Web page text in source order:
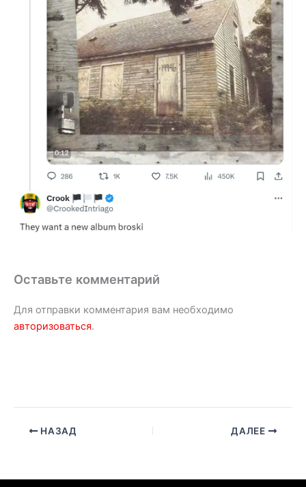
Оставьте комментарий
Для отправки комментария вам необходимо
авторизоваться.
НАЗАД ДАЛЕЕ